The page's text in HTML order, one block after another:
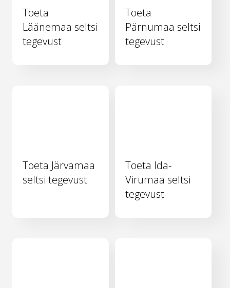
Toeta
Läänemaa seltsi
tegevust
Toeta
Pärnumaa seltsi
tegevust
Toeta Järvamaa
seltsi tegevust
Toeta Ida-
Virumaa seltsi
tegevust